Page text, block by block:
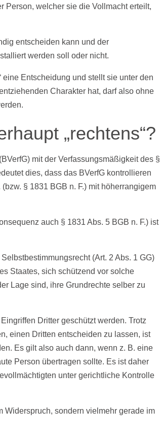
Person, welcher sie die Vollmacht erteilt,
entscheiden kann und der
werden soll oder nicht.
Entscheidung und stellt sie unter den
Charakter hat, darf also ohne
„rechtens“?
mit der Verfassungsmäßigkeit des §
dies, dass das BVerfG kontrollieren
§ 1831 BGB n. F.) mit höherrangigem
auch § 1831 Abs. 5 BGB n. F.) ist
(Art. 2 Abs. 1 GG)
Staates, sich schützend vor solche
Lage sind, ihre Grundrechte selber zu
Dritter geschützt werden. Trotz
einen Dritten entscheiden zu lassen, ist
Es gilt also auch dann, wenn z. B. eine
Person übertragen sollte. Es ist daher
unter gerichtliche Kontrolle
Widerspruch, sondern vielmehr gerade im